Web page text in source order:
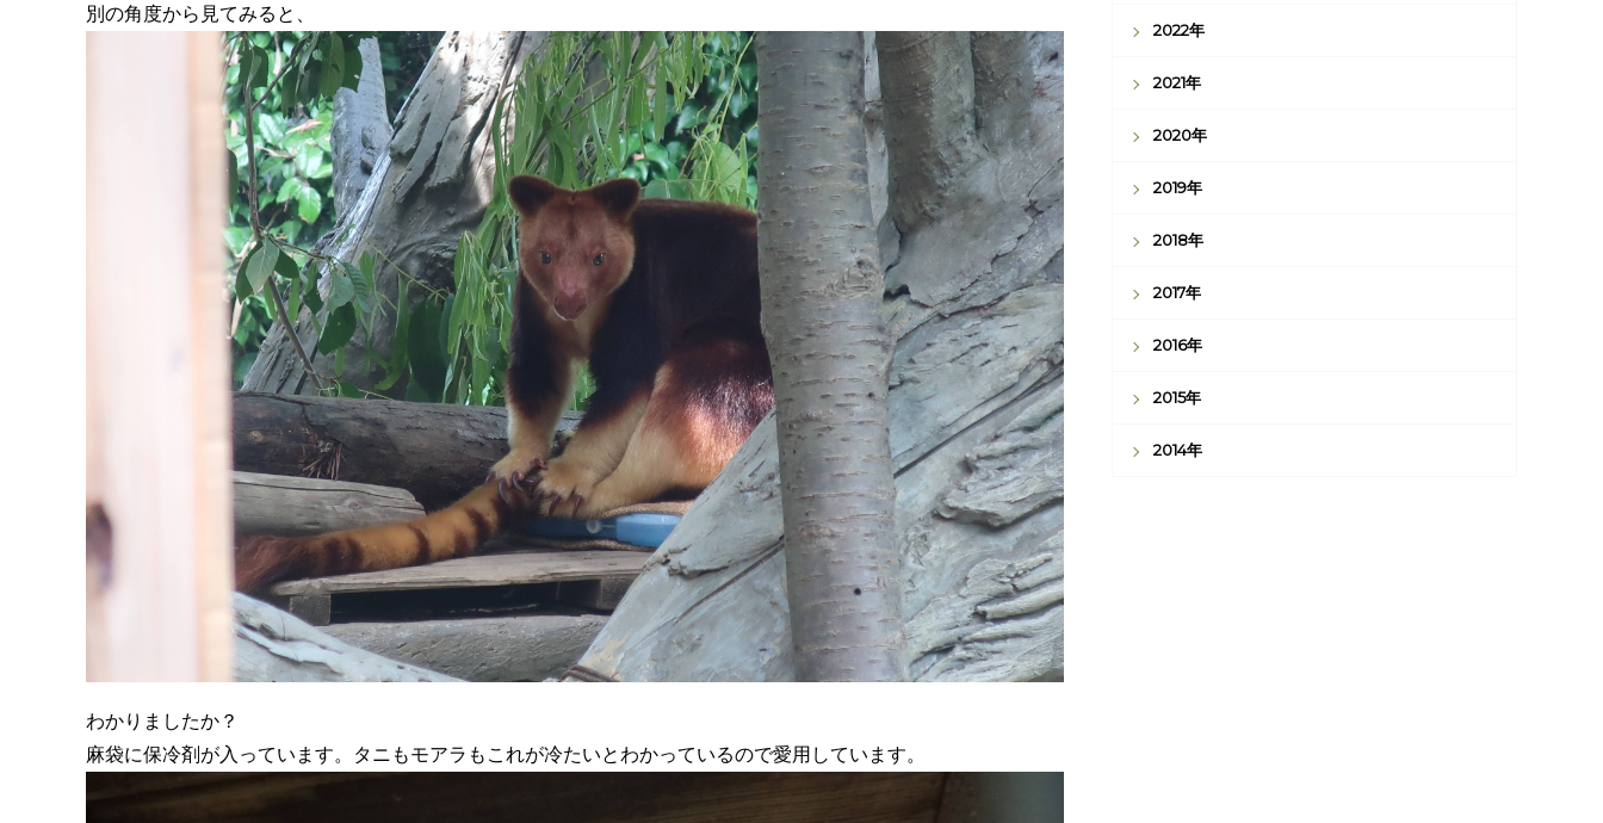
別の角度から見てみると、
わかりましたか？
麻袋に保冷剤が入っています。タニもモアラもこれが冷たいとわかっているので愛用しています。
2022年
2021年
2020年
2019年
2018年
2017年
2016年
2015年
2014年